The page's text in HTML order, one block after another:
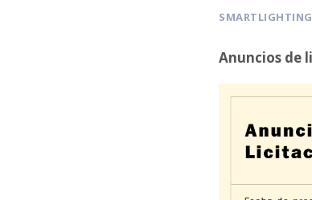
SMARTLIGHTING
Anuncios de